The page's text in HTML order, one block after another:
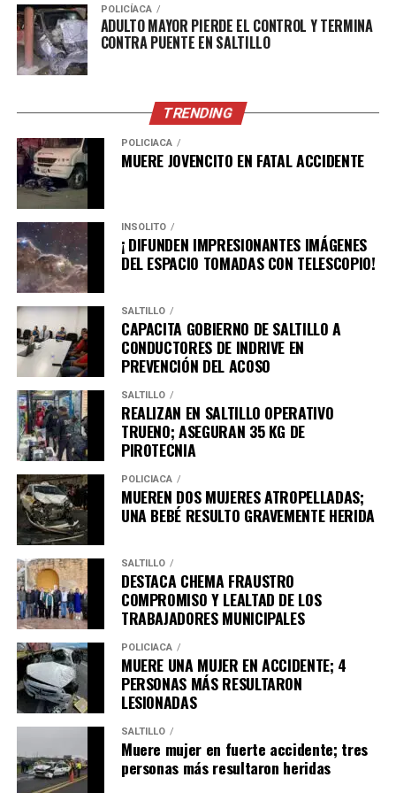
Revista Sala de Espera, publicación mensual de
divulgación cultural y artística editada por la Secretaría
de Cultura de Coahuila, que además de su versión
impresa puede consultarse en formato digital junto con
ediciones anteriores y otros materiales editoriales.
101 cosas que aprendí de la narrativa, de Gerardo
Segura, obra que reúne la experiencia de dos décadas del
autor como coordinador de talleres de creación literaria
y ofrece herramientas y reflexiones para quienes desean
adentrarse en el oficio de escribir.
Gangrena, de Eduardo González, un poemario de gran
fuerza expresiva que explora temas como la memoria, el
través de una voz profundamente introspectiva.
Las y los interesados pueden consultar el catálogo
completo de la Biblioteca Virtual ingresando
ahttps://coahuilacultura.gob.mx/libros-2/,donde
encontrarán cientos de títulos disponibles para su
lectura o descarga gratuita, organizados por categorías
y accesibles en cualquier momento del día.
El Gobierno del Estado de Coahuila refrenda su
compromiso de promover el acceso libre al
POLICÍACA
ADULTO MAYOR PIERDE EL CONTROL Y TERMINA
CONTRA PUENTE EN SALTILLO
TRENDING
POLICÍACA
MUERE JOVENCITO EN FATAL ACCIDENTE
INSÓLITO
¡ DIFUNDEN IMPRESIONANTES IMÁGENES
DEL ESPACIO TOMADAS CON TELESCOPIO!
SALTILLO
CAPACITA GOBIERNO DE SALTILLO A
CONDUCTORES DE INDRIVE EN
PREVENCIÓN DEL ACOSO
SALTILLO
REALIZAN EN SALTILLO OPERATIVO
TRUENO; ASEGURAN 35 KG DE
PIROTECNIA
POLICÍACA
MUEREN DOS MUJERES ATROPELLADAS;
UNA BEBÉ RESULTO GRAVEMENTE HERIDA
SALTILLO
DESTACA CHEMA FRAUSTRO
COMPROMISO Y LEALTAD DE LOS
TRABAJADORES MUNICIPALES
POLICÍACA
MUERE UNA MUJER EN ACCIDENTE; 4
PERSONAS MÁS RESULTARON
LESIONADAS
SALTILLO
Muere mujer en fuerte accidente; tres
personas más resultaron heridas